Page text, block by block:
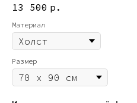
13 500 р.
Материал
Размер